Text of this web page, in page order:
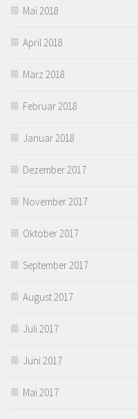
Mai 2018
April 2018
März 2018
Februar 2018
Januar 2018
Dezember 2017
November 2017
Oktober 2017
September 2017
August 2017
Juli 2017
Juni 2017
Mai 2017